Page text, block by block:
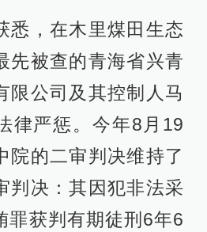
悉，在木里煤田生态
先被查的青海省兴青
限公司及其控制人马
律严惩。今年8月19
院的二审判决维持了
判决：其因犯非法采
罪获判有期徒刑6年6